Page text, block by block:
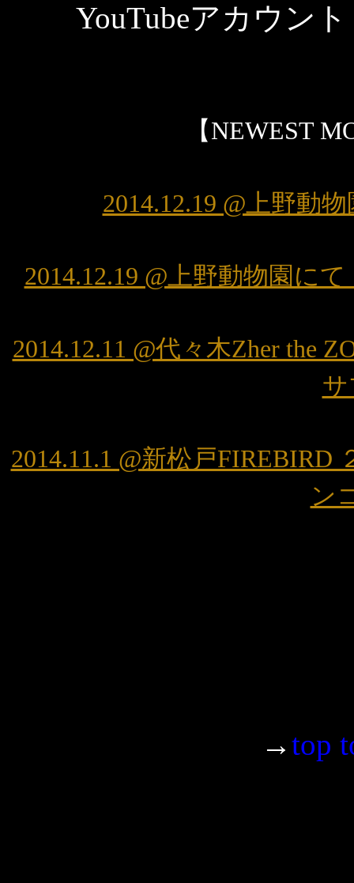
YouTubeアカウン
【NEWEST
2014.12.19 @上野動
2014.12.19 @上野動物園に
2014.12.11 @代々木Zher the
2014.11.1 @新松戸
ン
→top